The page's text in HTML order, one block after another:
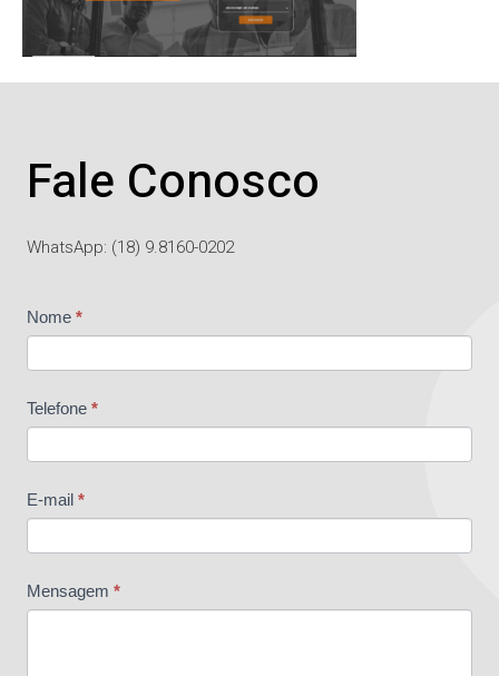
Fale Conosco
WhatsApp: (18) 9.8160-0202
Contato
Nome *
Telefone *
E-mail *
Mensagem *